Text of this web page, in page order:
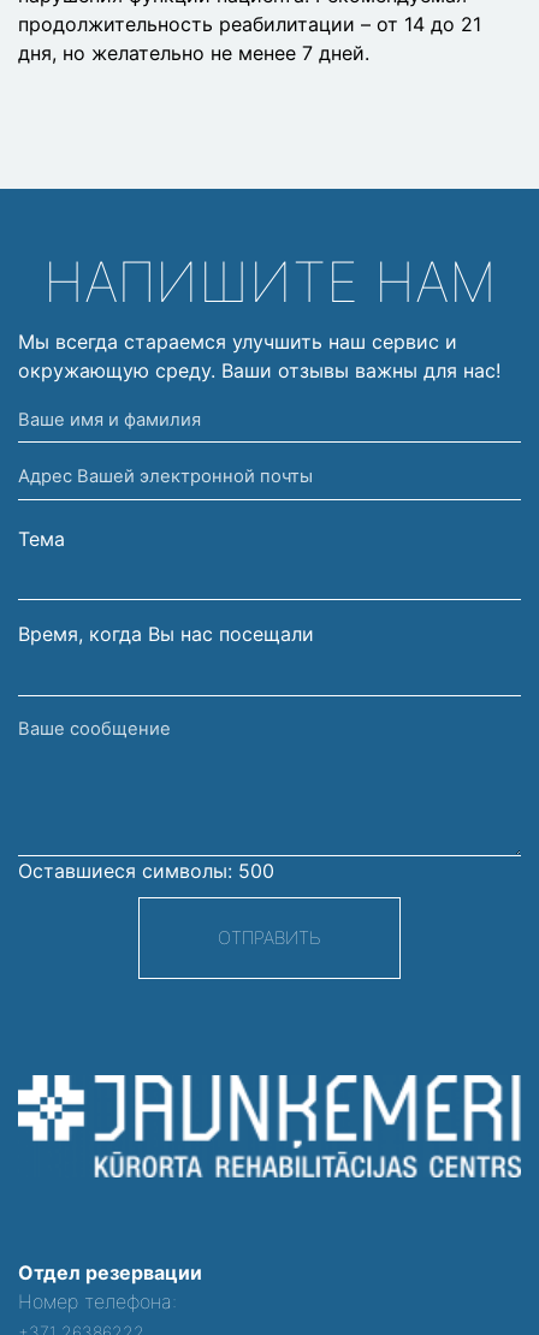
продолжительность реабилитации – от 14 до 21
дня, но желательно не менее 7 дней.
НАПИШИТЕ НАМ
Мы всегда стараемся улучшить наш сервис и
окружающую среду. Ваши отзывы важны для нас!
Ваше
имя
и
фамилия
Адрес
Вашей
электронной
Тема
Время, когда Вы нас посещали
Ваше
Оставшиеся символы: 500
ОТПРАВИТЬ
Отдел резервации
Номер телефона: